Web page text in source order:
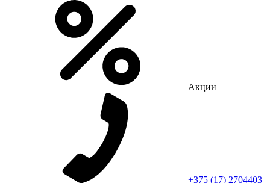
Акции
+375 (17) 2704403